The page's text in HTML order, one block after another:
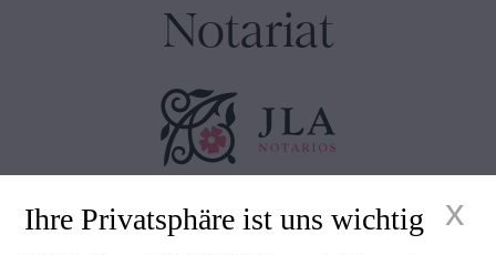
Notariat
Luis Alberto Álvarez Moreno
Ihre Privatsphäre ist uns wichtig x